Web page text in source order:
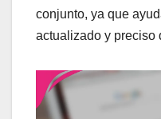
conjunto, ya que
actualizado y preciso